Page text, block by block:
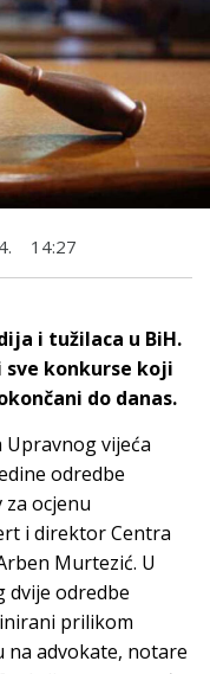
14:27
i tužilaca u BiH.
sve konkurse koji
do danas.
Upravnog vijeća
odredbe
za ocjenu
i direktor Centra
Murtezić. U
dvije odredbe
prilikom
na advokate, notare